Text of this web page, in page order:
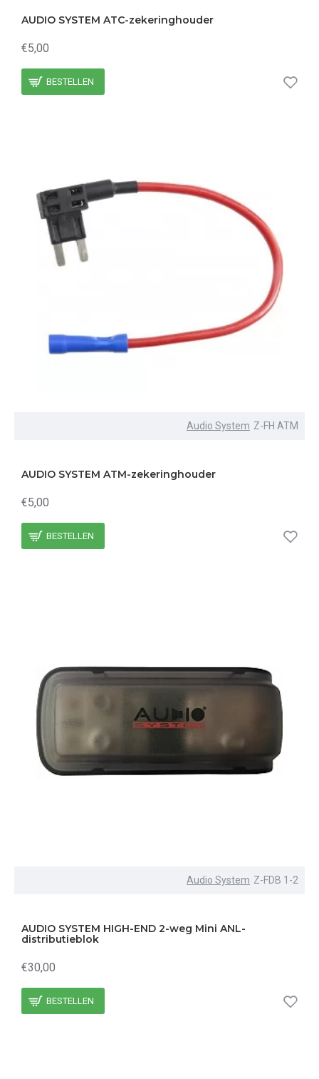
AUDIO SYSTEM ATC-zekeringhouder
€5,00
BESTELLEN
Audio System Z-FH ATM
AUDIO SYSTEM ATM-zekeringhouder
€5,00
BESTELLEN
Audio System Z-FDB 1-2
AUDIO SYSTEM HIGH-END 2-weg Mini ANL-
distributieblok
€30,00
BESTELLEN